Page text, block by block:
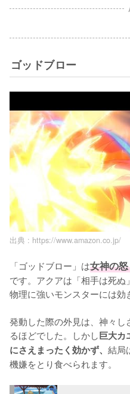
ゴッドブロー
出典 : https://www.amazon.co.jp/
「ゴッドブロー」は女神の
です。アクアは「相手は死ぬ
物理に強いモンスターには効
発動した際の外見は、神々
るほどでした。しかし巨大カ
にさえまったく効かず、 結局
機嫌をとり食べられます。